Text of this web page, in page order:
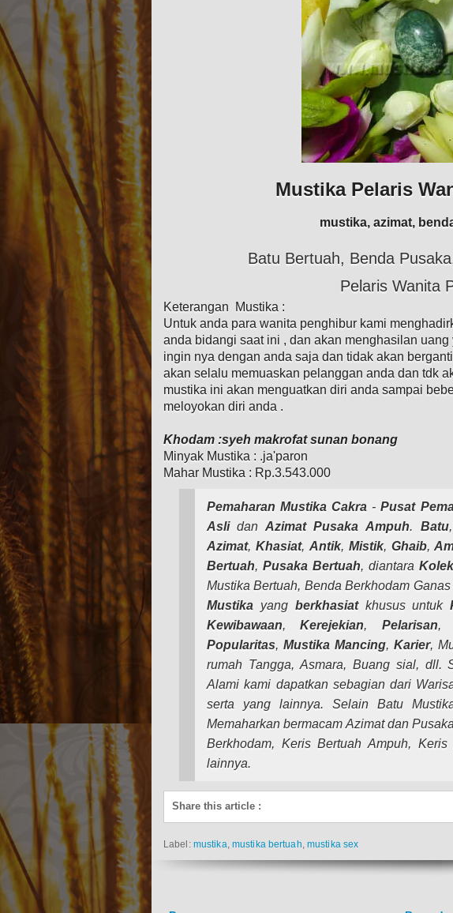
Mustika Pelaris
mustika, azimat,
Batu Bertuah, Benda
Pelaris Wanita
Keterangan Mustika :
Untuk anda para wanita penghibur kami
anda bidangi saat ini , dan akan menghasilan
ingin nya dengan anda saja dan tidak akan
akan selalu memuaskan pelanggan anda dan tdk
mustika ini akan menguatkan diri anda sampai
meloyokan diri anda .
Khodam :syeh makrofat sunan bonang
Minyak Mustika : .ja'paron
Mahar Mustika : Rp.3.543.000
Pemaharan Mustika Cakra -Pusat
AslidanAzimat Pusaka Ampuh. Batu,
Azimat, Khasiat, Antik, Mistik, Ghaib,
Bertuah, Pusaka Bertuah, diantara
Mustika Bertuah, Benda Berkhodam
Mustika yang berkhasiatkhusus untuk
Kewibawaan,Kerejekian, Pelarisan
Popularitas, Mustika Mancing, Karier,
rumah Tangga, Asmara, Buang sial, dll.
Alami kami dapatkan sebagian dari
serta yang lainnya. Selain Batu
Memaharkan bermacam Azimat dan
Berkhodam, Keris Bertuah Ampuh,
lainnya.
Share this article :
Label: mustika, mustika bertuah, mustika sex